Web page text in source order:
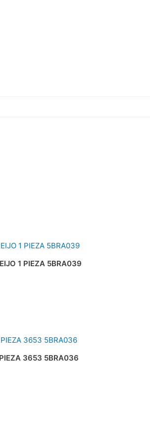
1 PIEZA 5BRA039
PIEZA 3653 5BRA036